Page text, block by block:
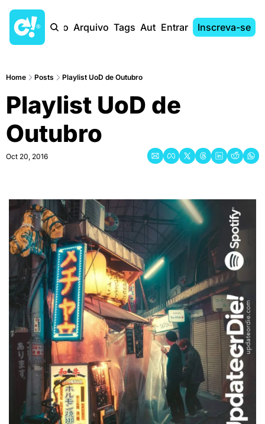
Início Arquivo Tags AutoresEntrar Inscreva-se
Home Posts Playlist UoD de Outubro
Playlist UoD de
Outubro
Oct 20, 2016